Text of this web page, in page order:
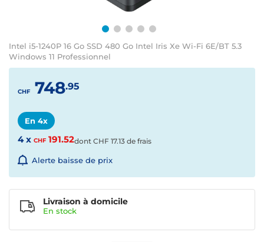
Intel i5-1240P 16 Go SSD 480 Go Intel Iris Xe Wi-Fi 6E/BT 5.3
Windows 11 Professionnel
CHF 748.95
En 4x
4 x CHF191.52dont CHF 17.13 de frais
Alerte baisse de prix
Livraison à domicile
En stock